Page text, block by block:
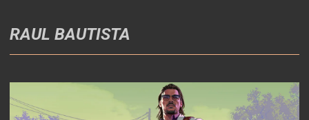
RAUL BAUTISTA